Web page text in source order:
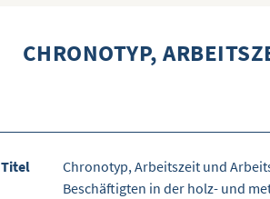
CHRONOTYP,
Titel
Chronotyp, Arbeitszeit und
Beschäftigten in der holz- und